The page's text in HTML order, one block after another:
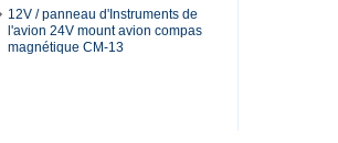
12V / panneau d'Instruments de
l'avion 24V mount avion compas
magnétique CM-13